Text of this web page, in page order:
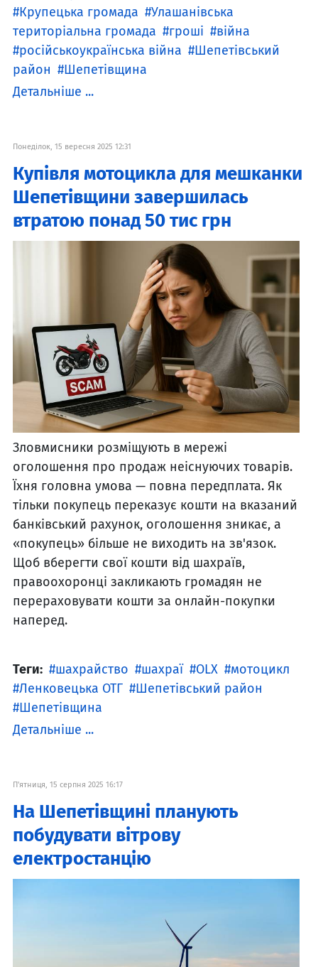
Крупецька громада
Улашанівська
територіальна громада
гроші
війна
російськоукраїнська війна
Шепетівський
район
Шепетівщина
Детальніше ...
Понеділок, 15 вересня 2025 12:31
Купівля мотоцикла для мешканки
Шепетівщини завершилась
втратою понад 50 тис грн
Зловмисники розміщують в мережі
оголошення про продаж неіснуючих товарів.
Їхня головна умова — повна передплата. Як
тільки покупець переказує кошти на вказаний
банківський рахунок, оголошення зникає, а
«покупець» більше не виходить на зв'язок.
Щоб вберегти свої кошти від шахраїв,
правоохоронці закликають громадян не
перераховувати кошти за онлайн-покупки
наперед.
Теги: шахрайство шахраї OLX
мотоцикл
Ленковецька ОТГ
Шепетівський район
Шепетівщина
Детальніше ...
П'ятниця, 15 серпня 2025 16:17
На Шепетівщині планують
побудувати вітрову
електростанцію